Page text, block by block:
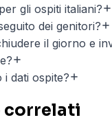
gli ospiti italiani?
dei genitori?
il giorno e
dati ospite?
correlati